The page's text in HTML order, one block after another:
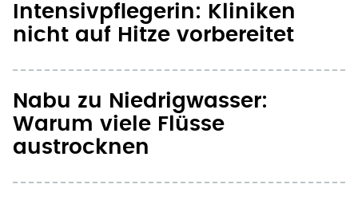
Intensivpflegerin: Kliniken
nicht auf Hitze vorbereitet
Nabu zu Niedrigwasser:
Warum viele Flüsse
austrocknen